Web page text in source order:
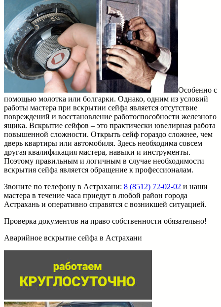
Особенно с
помощью молотка или болгарки. Однако, одним из условий
работы мастера при вскрытии сейфа является отсутствие
повреждений и восстановление работоспособности железного
ящика. Вскрытие сейфов – это практически ювелирная работа
повышенной сложности. Открыть сейф гораздо сложнее, чем
дверь квартиры или автомобиля. Здесь необходима совсем
другая квалификация мастера, навыки и инструменты.
Поэтому правильным и логичным в случае необходимости
вскрытия сейфа является обращение к профессионалам.
Звоните по телефону в Астрахани: 8 (8512) 72-02-02 и наши
мастера в течение часа приедут в любой район города
Астрахань и оперативно справятся с возникшей ситуацией.
Проверка документов на право собственности обязательно!
Аварийное вскрытие сейфа в Астрахани